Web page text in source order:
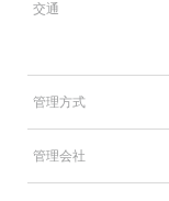
交通
管理方式
管理会社